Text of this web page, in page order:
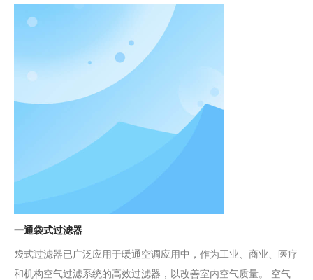
一通袋式过滤器
袋式过滤器已广泛应用于暖通空调应用中，作为工业、商业、医疗
和机构空气过滤系统的高效过滤器，以改善室内空气质量。 空气